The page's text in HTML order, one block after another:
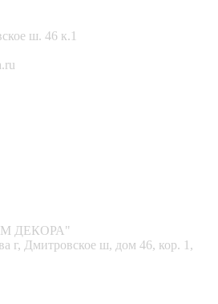
ш. 46 к.1
ДЕКОРА"
г, Дмитровское ш, дом 46, кор. 1,